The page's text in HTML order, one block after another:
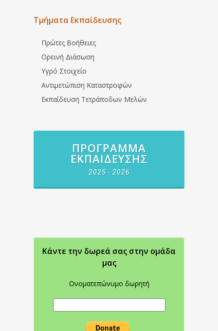
Τμήματα Εκπαίδευσης
Πρώτες Βοήθειες
Ορεινή Διάσωση
Υγρό Στοιχείο
Αντιμετώπιση Καταστροφών
Εκπαίδευση Τετράποδων Μελών
ΠΡΌΓΡΑΜΜΑ
ΕΚΠΑΊΔΕΥΣΗΣ
2025 - 2026
Κάντε την δωρεά σας στην oμάδα
μας
Ονοματεπώνυμο δωρητή